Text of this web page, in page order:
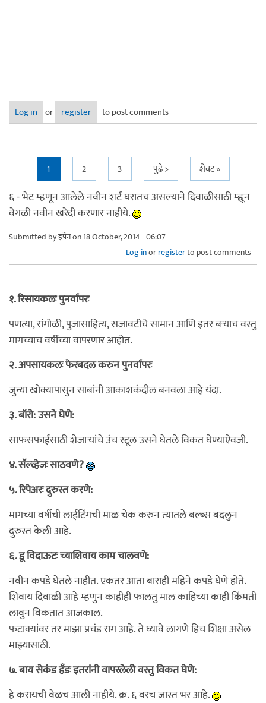
Log in or register to post comments
Pages
1 2 3 पुढे > शेवट »
६ - भेट म्हणून आलेले नवीन शर्ट घरातच असल्याने दिवाळीसाठी म्ह्णून
वेगळी नवीन खरेदी करणार नाहीये.
Submitted byहर्पेनon 18 October, 2014 - 06:07
Log inorregisterto post comments
१. रिसायकलः पुनर्वापरः
पणत्या, रांगोळी, पुजासाहित्य, सजावटीचे सामान आणि इतर बर्‍याच वस्तु
मागच्याच वर्षीच्या वापरणार आहोत.
२. अपसायकलः फेरबदल करुन पुनर्वापरः
जुन्या खोक्यापासुन साबांनी आकाशकंदील बनवला आहे यंदा.
३. बॉरो: उसने घेणे:
साफसफाईसाठी शेजार्‍यांचे उंच स्टूल उसने घेतले विकत घेण्याऐवजी.
४. सॅल्व्हेजः साठवणे?
५. रिपेअरः दुरुस्त करणे:
मागच्या वर्षीची लाईटिंगची माळ चेक करुन त्यातले बल्ब्स बदलुन
दुरुस्त केली आहे.
६. डू विदाऊटः च्याशिवाय काम चालवणे:
नवीन कपडे घेतले नाहीत. एकतर आता बाराही महिने कपडे घेणे होते.
शिवाय दिवाळी आहे म्हणुन काहीही फालतु माल काहिच्या काही किंमती
लावुन विकतात आजकाल.
फटाक्यांवर तर माझा प्रचंड राग आहे. ते घ्यावे लागणे हिच शिक्षा असेल
माझ्यासाठी.
७. बाय सेकंड हँडः इतरांनी वापरलेली वस्तु विकत घेणे:
हे करायची वेळच आली नाहीये. क्र. ६ वरच जास्त भर आहे.